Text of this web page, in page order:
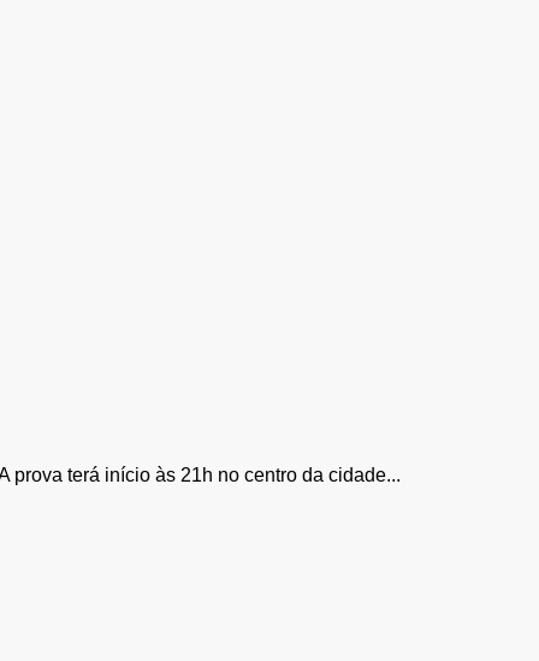
prova terá início às 21h no centro da cidade...